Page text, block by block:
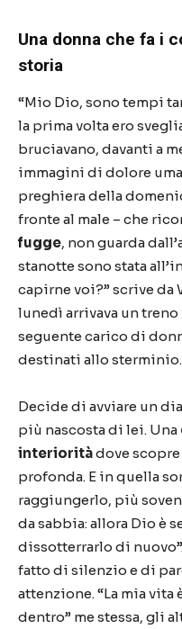
Una donna che fa i
storia
“Mio Dio, sono tempi
la prima volta ero
bruciavano, davanti a
immagini di dolore
preghiera della
fronte al male – che
fugge, non guarda dall’
stanotte sono stata all’
capirne voi?” scrive da
lunedì arrivava un
seguente carico di
destinati allo sterminio.
Decide di avviare un
più nascosta di lei. Una
interioritàdove scopre
profonda. E in quella
raggiungerlo, più
da sabbia: allora Dio è
dissotterrarlo di nuovo”
fatto di silenzio e di
attenzione.“La mia vita
dentro” me stessa, gli